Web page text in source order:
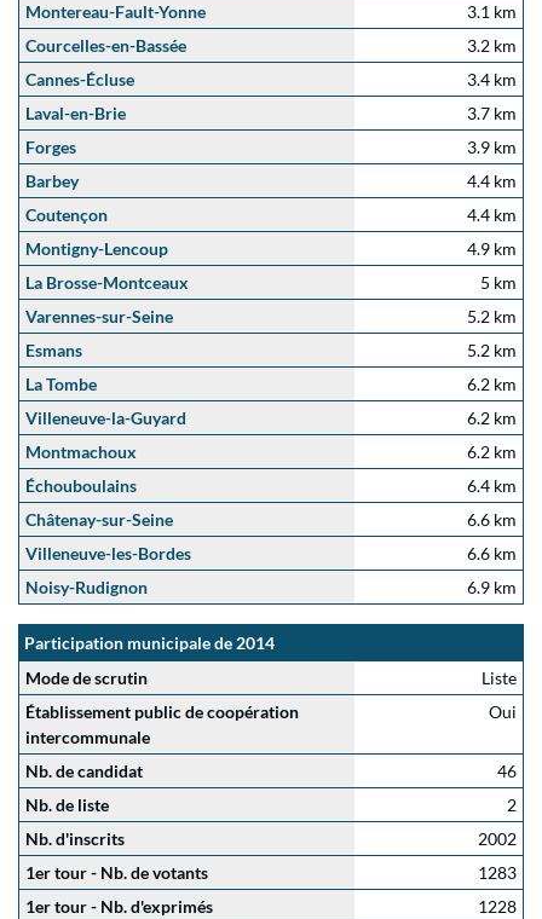
Montereau-Fault-Yonne
3.1 km
Courcelles-en-Bassée
3.2 km
Cannes-Écluse
3.4 km
Laval-en-Brie
3.7 km
Forges
3.9 km
Barbey
4.4 km
Coutençon
4.4 km
Montigny-Lencoup
4.9 km
La Brosse-Montceaux
5 km
Varennes-sur-Seine
5.2 km
Esmans
5.2 km
La Tombe
6.2 km
Villeneuve-la-Guyard
6.2 km
Montmachoux
6.2 km
Échouboulains
6.4 km
Châtenay-sur-Seine
6.6 km
Villeneuve-les-Bordes
6.6 km
Noisy-Rudignon
6.9 km
Participation municipale de 2014
Mode de scrutin
Liste
Établissement public de coopération
intercommunale
Oui
Nb. de candidat
46
Nb. de liste
2
Nb. d'inscrits
2002
1er tour - Nb. de votants
1283
1er tour - Nb. d'exprimés
1228